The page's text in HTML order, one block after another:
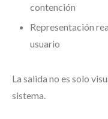
contención
Representación
usuario
La salida no es solo
sistema.